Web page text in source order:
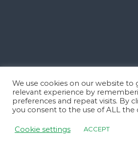
Copyright © 2023 Clinica
We use cookies on our website to
relevant experience by
preferences and repeat visits. By
you consent to the use of ALL the
Cookie settings ACCEPT